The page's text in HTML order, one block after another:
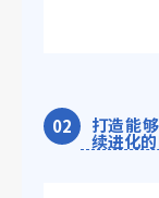
02 打造能
续进化